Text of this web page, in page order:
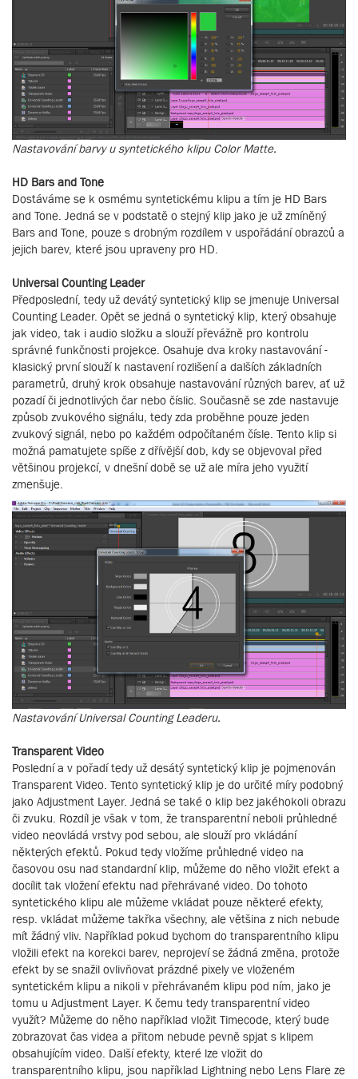
Nastavování barvy u syntetického klipu Color Matte.
HD Bars and Tone
Dostáváme se k osmému syntetickému klipu a tím je HD Bars
and Tone. Jedná se v podstatě o stejný klip jako je už zmíněný
Bars and Tone, pouze s drobným rozdílem v uspořádání obrazců a
jejich barev, které jsou upraveny pro HD.
Universal Counting Leader
Předposlední, tedy už devátý syntetický klip se jmenuje Universal
Counting Leader. Opět se jedná o syntetický klip, který obsahuje
jak video, tak i audio složku a slouží převážně pro kontrolu
správné funkčnosti projekce. Osahuje dva kroky nastavování -
klasický první slouží k nastavení rozlišení a dalších základních
parametrů, druhý krok obsahuje nastavování různých barev, ať už
pozadí či jednotlivých čar nebo číslic. Současně se zde nastavuje
způsob zvukového signálu, tedy zda proběhne pouze jeden
zvukový signál, nebo po každém odpočítaném čísle. Tento klip si
možná pamatujete spíše z dřívější dob, kdy se objevoval před
většinou projekcí, v dnešní době se už ale míra jeho využití
zmenšuje.
Nastavování Universal Counting Leaderu.
Transparent Video
Poslední a v pořadí tedy už desátý syntetický klip je pojmenován
Transparent Video. Tento syntetický klip je do určité míry podobný
jako Adjustment Layer. Jedná se také o klip bez jakéhokoli obrazu
či zvuku. Rozdíl je však v tom, že transparentní neboli průhledné
video neovládá vrstvy pod sebou, ale slouží pro vkládání
některých efektů. Pokud tedy vložíme průhledné video na
časovou osu nad standardní klip, můžeme do něho vložit efekt a
docílit tak vložení efektu nad přehrávané video. Do tohoto
syntetického klipu ale můžeme vkládat pouze některé efekty,
resp. vkládat můžeme takřka všechny, ale většina z nich nebude
mít žádný vliv. Například pokud bychom do transparentního klipu
vložili efekt na korekci barev, neprojeví se žádná změna, protože
efekt by se snažil ovlivňovat prázdné pixely ve vloženém
syntetickém klipu a nikoli v přehrávaném klipu pod ním, jako je
tomu u Adjustment Layer. K čemu tedy transparentní video
využít? Můžeme do něho například vložit Timecode, který bude
zobrazovat čas videa a přitom nebude pevně spjat s klipem
obsahujícím video. Další efekty, které lze vložit do
transparentního klipu, jsou například Lightning nebo Lens Flare ze